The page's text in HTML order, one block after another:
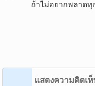
ถ้าไม่อยากพลาดทุ
แสดงความคิดเ